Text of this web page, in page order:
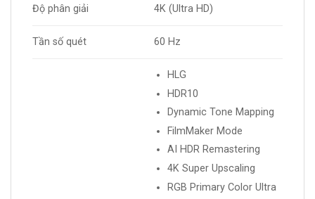
Độ phân giải 4K (Ultra HD)
Tần số quét 60 Hz
HLG
HDR10
Dynamic Tone Mapping
FilmMaker Mode
AI HDR Remastering
4K Super Upscaling
RGB Primary Color Ultra